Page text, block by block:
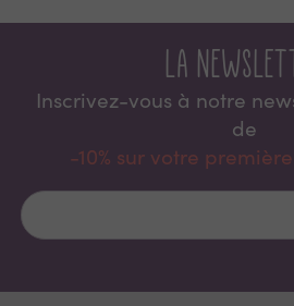
La
Inscrivez-vous à notre
de
-10% sur votre